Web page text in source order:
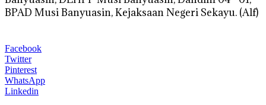
BPAD Musi Banyuasin, Kejaksaan Negeri Sekayu. (Alf)
Facebook
Twitter
Pinterest
WhatsApp
Linkedin